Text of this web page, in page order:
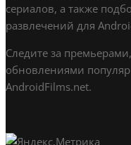
сериалов, а также
развлечений для
Следите за
обновлениями
AndroidFilms.net.